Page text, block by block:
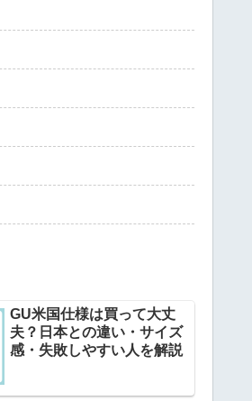
GU米国仕様は買って大丈
夫？日本との違い・サイズ
感・失敗しやすい人を解説